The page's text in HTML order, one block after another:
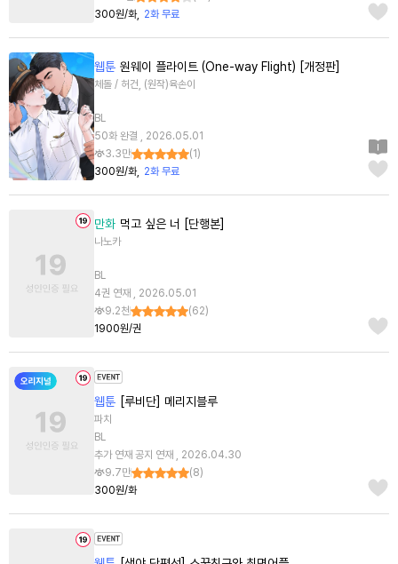
300원/화
2화 무료
웹툰 원웨이 플라이트 (One-way Flight) [개정판]
체돌 / 허건, (원작)육손이
BL
50화 완결 , 2026.05.01
3.3만
(1 )
300원/화
2화 무료
만화 먹고 싶은 너 [단행본]
나노카
BL
4권 연재 , 2026.05.01
9.2천
(62)
1900원/권
웹툰 [루비단] 메리지블루
파치
BL
추가 연재 공지 연재 , 2026.04.30
9.7만
(8)
300원/화